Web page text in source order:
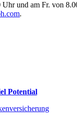
und am Fr. von
.
Potential